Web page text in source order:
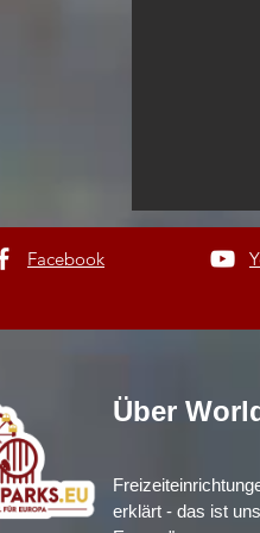
Facebook
Über
erklärt - das ist